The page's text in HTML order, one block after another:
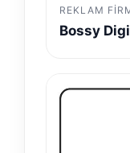
REKLAM
Bossy